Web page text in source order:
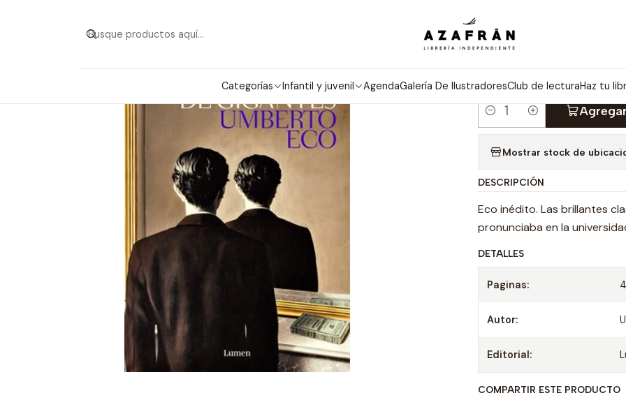
Categorías Infantil y juvenil AgendaGalería De IlustradoresClub de lecturaHaz tu
Sobre Libros
A HOMBROS
Cantidad
Mostrar stock de
DESCRIPCIÓN
Eco inédito. Las brillantes
pronunciaba en la
DETALLES
Paginas:
Autor:
Editorial:
COMPARTIR ESTE PRODUCTO